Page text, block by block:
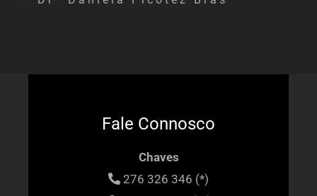
Fale Connosco
Chaves
276 326 346 (*)